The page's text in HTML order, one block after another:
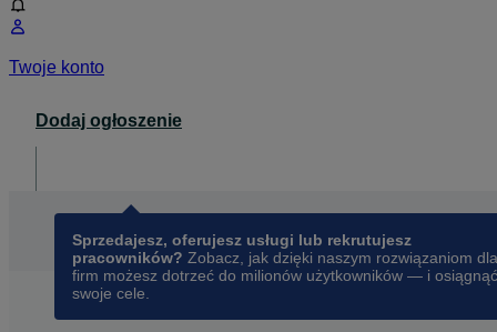
Twoje konto
Dodaj ogłoszenie
Sprzedajesz, oferujesz usługi lub rekrutujesz
pracowników? Zobacz, jak dzięki naszym rozwiązaniom dla
firm możesz dotrzeć do milionów użytkowników — i osiągnąć
swoje cele.